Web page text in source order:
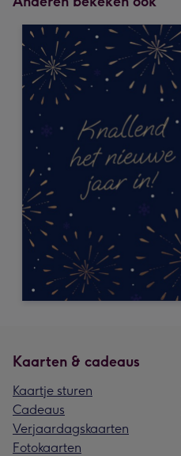
Kaarten & cadeaus
Kaartje sturen
Cadeaus
Verjaardagskaarten
Fotokaarten